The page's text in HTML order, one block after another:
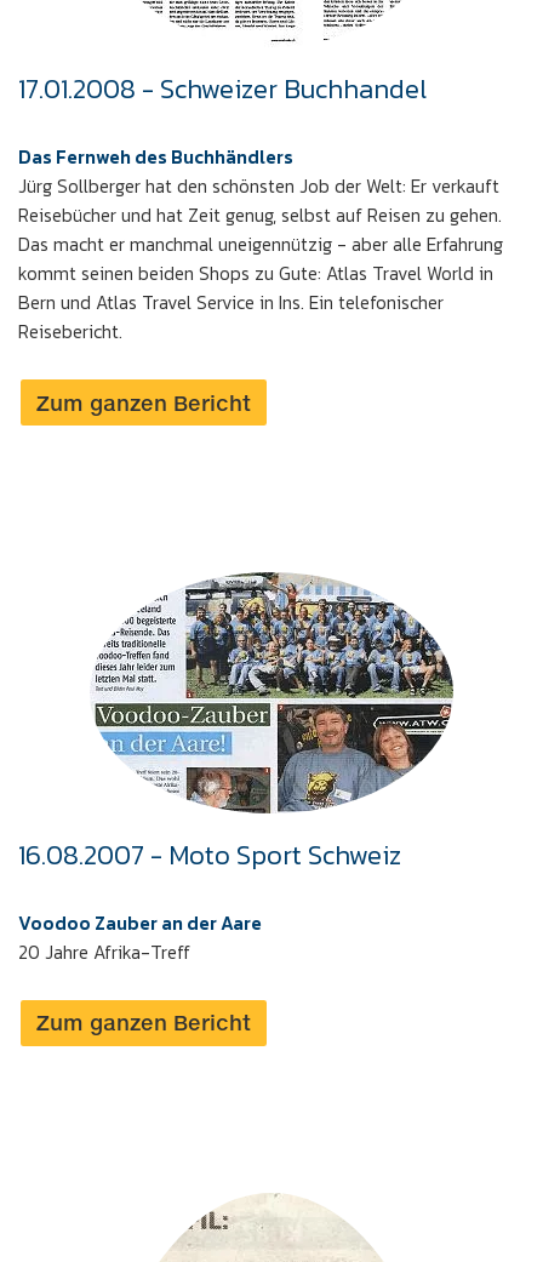
17.01.2008 - Schweizer Buchhandel
Das Fernweh des Buchhändlers
Jürg Sollberger hat den schönsten Job der Welt: Er verkauft
Reisebücher und hat Zeit genug, selbst auf Reisen zu gehen.
Das macht er manchmal uneigennützig - aber alle Erfahrung
kommt seinen beiden Shops zu Gute: Atlas Travel World in
Bern und Atlas Travel Service in Ins. Ein telefonischer
Reisebericht.
Zum ganzen Bericht
16.08.2007 - Moto Sport Schweiz
Voodoo Zauber an der Aare
20 Jahre Afrika-Treff
Zum ganzen Bericht